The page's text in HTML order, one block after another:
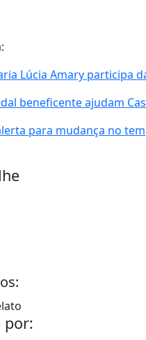
Lúcia Amary participa
beneficente ajudam
para mudança no
por: